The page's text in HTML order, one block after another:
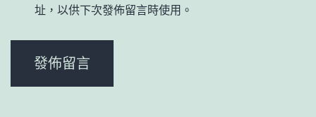
址，以供下次發佈留言時使用。